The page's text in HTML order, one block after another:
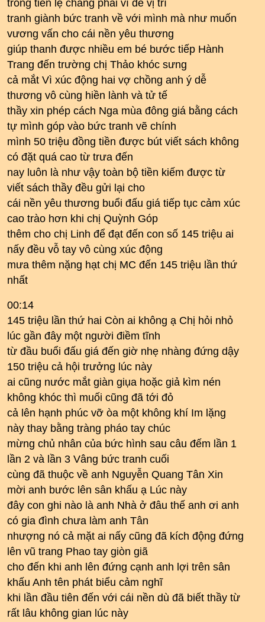
trong tiền lệ chẳng phải vì để vị trí
tranh giành bức tranh về với mình mà như muốn
vương vấn cho cái nền yêu thương
giúp thanh được nhiều em bé bước tiếp Hành
Trang đến trường chị Thảo khóc sưng
cả mắt Vì xúc động hai vợ chồng anh ý dễ
thương vô cùng hiền lành và tử tế
thầy xin phép cách Nga mùa đông giá bằng cách
tự mình góp vào bức tranh vẽ chính
mình 50 triệu đồng tiền được bút viết sách không
có đặt quá cao từ trưa đến
nay luôn là như vậy toàn bộ tiền kiếm được từ
viết sách thầy đều gửi lại cho
cái nền yêu thương buổi đấu giá tiếp tục cảm xúc
cao trào hơn khi chị Quỳnh Góp
thêm cho chị Linh để đạt đến con số 145 triệu ai
nấy đều vỗ tay vô cùng xúc động
mưa thêm nặng hạt chị MC đến 145 triệu lần thứ
nhất
00:14
145 triệu lần thứ hai Còn ai không ạ Chị hỏi nhỏ
lúc gần đây một người điềm tĩnh
từ đầu buổi đấu giá đến giờ nhẹ nhàng đứng dậy
150 triệu cả hội trưởng lúc này
ai cũng nước mắt giàn giụa hoặc giả kìm nén
không khóc thì muối cũng đã tới đỏ
cả lên hạnh phúc vỡ òa một không khí Im lặng
này thay bằng tràng pháo tay chúc
mừng chủ nhân của bức hình sau câu đếm lần 1
lần 2 và lần 3 Vâng bức tranh cuối
cùng đã thuộc về anh Nguyễn Quang Tân Xin
mời anh bước lên sân khấu ạ Lúc này
đây con ghi nào là anh Nhà ở đâu thế anh ơi anh
có gia đình chưa làm anh Tân
nhượng nó cả mặt ai nấy cũng đã kích động đứng
lên vũ trang Phao tay giòn giã
cho đến khi anh lên đứng cạnh anh lợi trên sân
khấu Anh tên phát biểu cảm nghĩ
khi lần đầu tiên đến với cái nền dù đã biết thầy từ
rất lâu không gian lúc này